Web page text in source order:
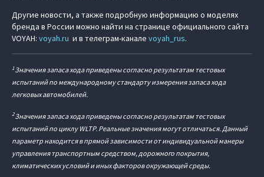
Другие новости, а также подробную информацию о моделях
бренда в России можно найти на странице официального сайта
VOYAH: voyah.ru и в телеграм-канале voyah_rus.
1Значения запаса хода приведены согласно результатам тестовых
испытаний по международному стандарту измерения запаса хода
легковых автомобилей.
2Значения запаса хода приведены согласно результатам тестовых
испытаний по циклу WLTP. Реальные значения могут отличаться. Данный
параметр находится в прямой зависимости от индивидуальной манеры
управления транспортным средством, дорожного покрытия,
климатических условий и иных факторов окружающей среды.